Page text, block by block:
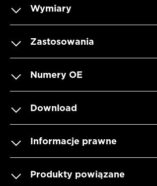
Wymiary
Zastosowania
Numery OE
Download
Informacje prawne
Produkty powiązane